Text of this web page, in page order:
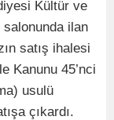
Kültür ve
salonunda ilan
satış ihalesi
Kanunu 45’nci
usulü
çıkardı.